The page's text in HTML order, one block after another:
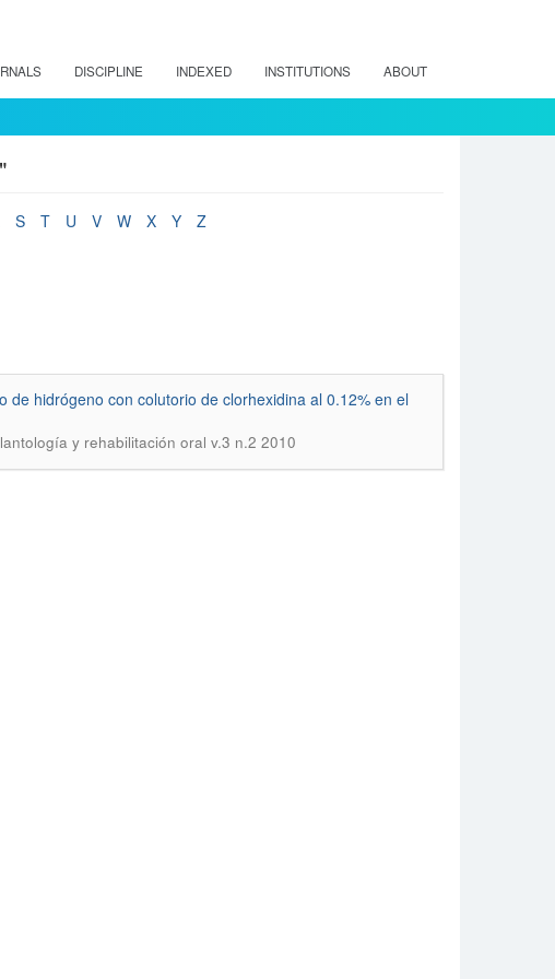
DISCIPLINE INDEXED INSTITUTIONS ABOUT
S T U V W X Y
Z
hidrógeno con colutorio de clorhexidina al 0.12% en el
y rehabilitación oral v.3 n.2 2010